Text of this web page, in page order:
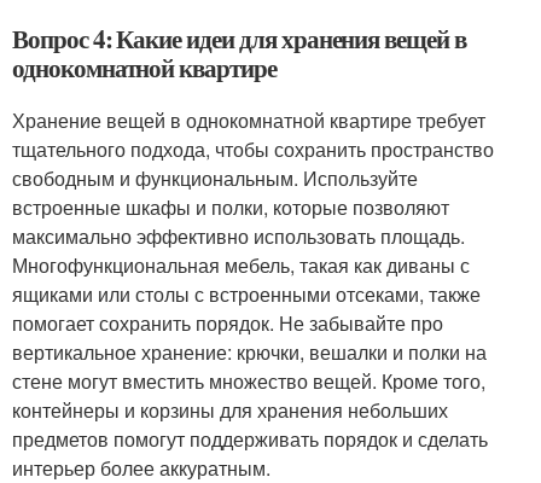
Вопрос 4: Какие идеи для хранения вещей в
однокомнатной квартире
Хранение вещей в однокомнатной квартире требует
тщательного подхода, чтобы сохранить пространство
свободным и функциональным. Используйте
встроенные шкафы и полки, которые позволяют
максимально эффективно использовать площадь.
Многофункциональная мебель, такая как диваны с
ящиками или столы с встроенными отсеками, также
помогает сохранить порядок. Не забывайте про
вертикальное хранение: крючки, вешалки и полки на
стене могут вместить множество вещей. Кроме того,
контейнеры и корзины для хранения небольших
предметов помогут поддерживать порядок и сделать
интерьер более аккуратным.